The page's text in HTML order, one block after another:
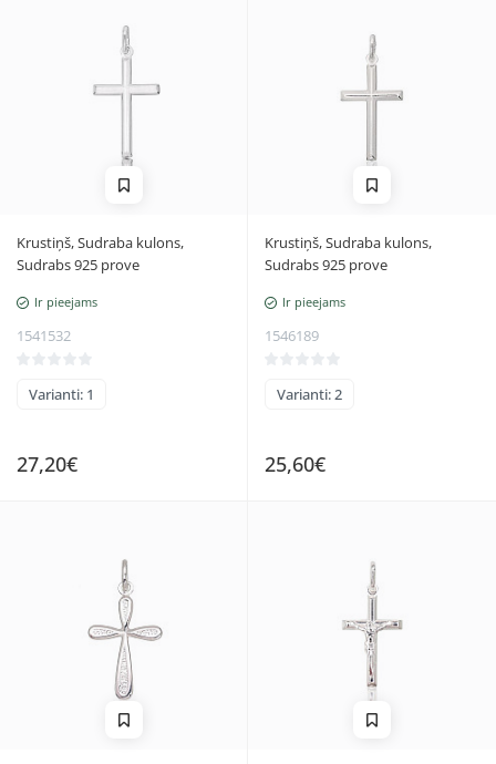
Krustiņš, Sudraba kulons,
Sudrabs 925 prove
Ir pieejams
1541532
Varianti: 1
27,20€
Krustiņš, Sudraba kulons,
Sudrabs 925 prove
Ir pieejams
1546189
Varianti: 2
25,60€